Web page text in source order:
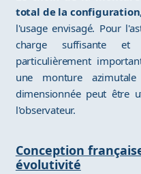
total de la configuration
l'usage envisagé. Pour
charge suffisante
particulièrement
une monture
dimensionnée peut être
l'observateur.
Conception
évolutivité